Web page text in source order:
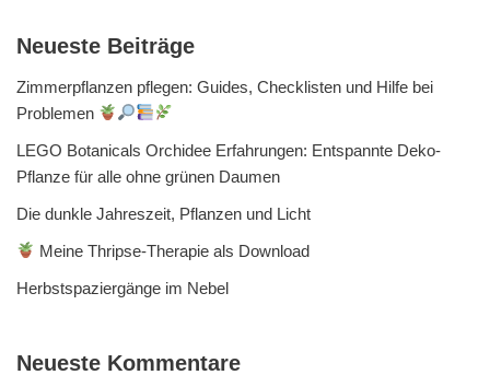
Neueste Beiträge
Zimmerpflanzen pflegen: Guides, Checklisten und Hilfe bei
Problemen
LEGO Botanicals Orchidee Erfahrungen: Entspannte Deko-
Pflanze für alle ohne grünen Daumen
Die dunkle Jahreszeit, Pflanzen und Licht
Meine Thripse-Therapie als Download
Herbstspaziergänge im Nebel
Neueste Kommentare